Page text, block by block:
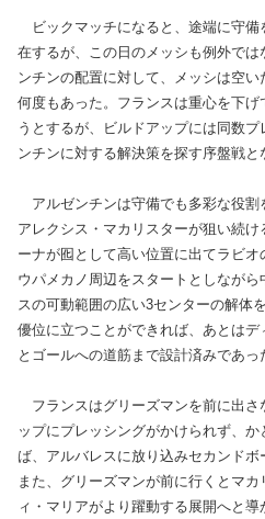
ビックマッチになると、途端に守備
在するが、この日のメッシも例外で
ンチンの配置に対して、メッシは空
何度もあった。フランスは重心を下
うとするが、ビルドアップには同数
ンチンに対する解決策を探す序盤戦と
アルゼンチンは守備でも多彩な役割
アレクシス・マカリスターが狙い続
ーナが囮として高い位置に出てラビオ
ウパメカノ周辺をスタートとしなが
スの可動範囲の広い3センターの解体
優位に立つことができれば、あとは
とゴールへの道筋まで設計済みであっ
フランスはグリーズマンを前に出さ
ップにプレッシングがかけられず、
ば、アルバレスに放り込みセカンドボ
また、グリーズマンが前に行くとマ
ィ・マリアがより躍動する展開へと導